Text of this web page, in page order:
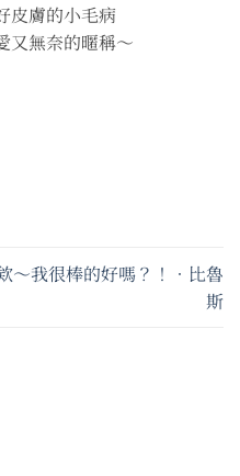
皮膚的小毛病
又無奈的暱稱～
～我很棒的好嗎？！•比魯
斯